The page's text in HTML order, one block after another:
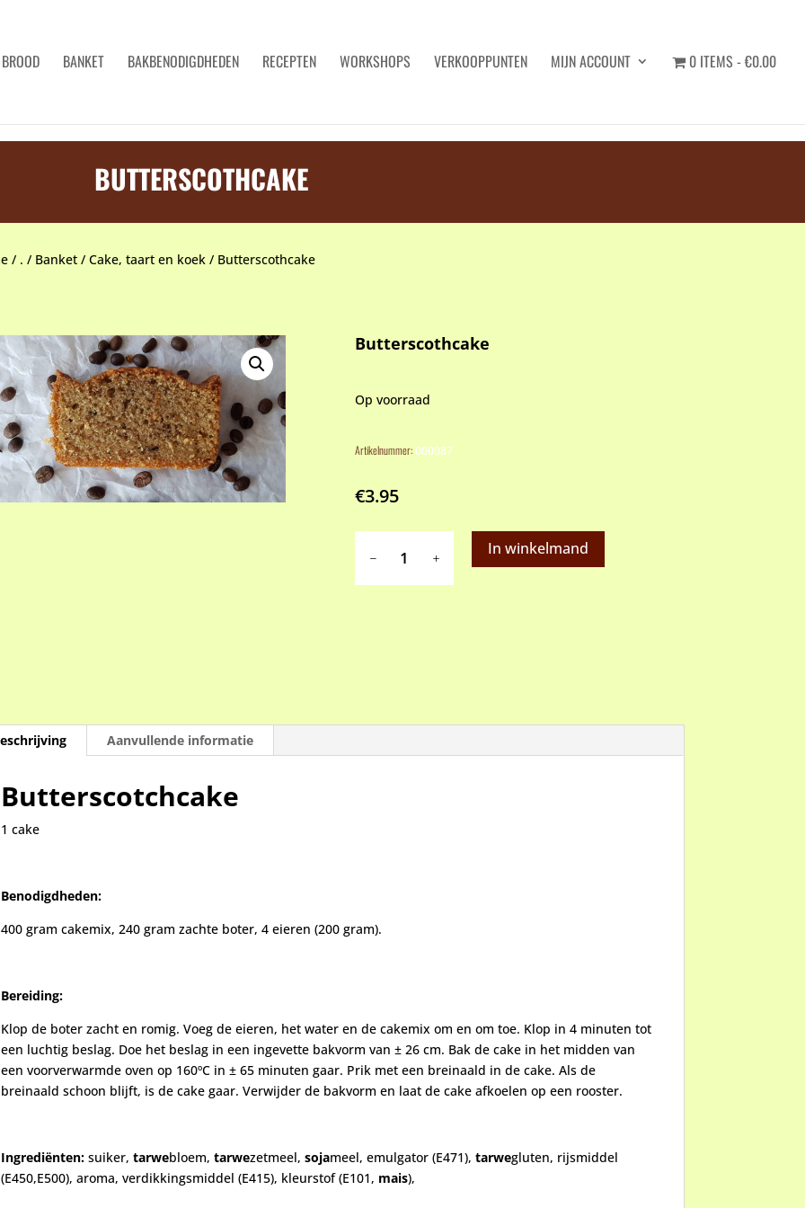
BROOD BANKET BAKBENODIGDHEDEN RECEPTEN WORKSHOPS VERKOOPPUNTEN MIJN ACCOUNT 0 ITEMS €0.00
BUTTERSCOTHCAKE
/ . / Banket/ Cake, taart en koek/ Butterscothcake
Butterscothcake
Op voorraad
Artikelnummer:000087
€3.95
aantal
In winkelmand
Aanvullende informatie
Butterscotchcake
1 cake
Benodigdheden:
400 gram cakemix, 240 gram zachte boter, 4 eieren (200 gram).
Bereiding:
Klop de boter zacht en romig. Voeg de eieren, het water en de cakemix om en om toe. Klop in 4 minuten tot
een luchtig beslag. Doe het beslag in een ingevette bakvorm van ± 26 cm. Bak de cake in het midden van
een voorverwarmde oven op 160ºC in ± 65 minuten gaar. Prik met een breinaald in de cake. Als de
breinaald schoon blijft, is de cake gaar. Verwijder de bakvorm en laat de cake afkoelen op een rooster.
Ingrediënten:suiker, tarwebloem, tarwezetmeel, sojameel, emulgator (E471), tarwegluten, rijsmiddel
(E450,E500), aroma, verdikkingsmiddel (E415), kleurstof (E101, mais),